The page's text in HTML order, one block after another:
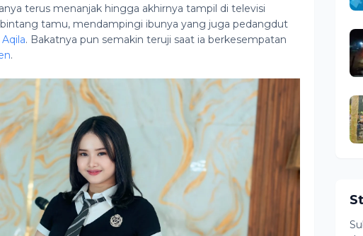
terus menanjak hingga akhirnya tampil di televisi
tamu, mendampingi ibunya yang juga pedangdut
. Bakatnya pun semakin teruji saat ia berkesempatan
.